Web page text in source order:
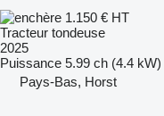
1.150 € HT
Tracteur tondeuse
2025
Puissance 5.99 ch (4.4 kW)
Pays-Bas, Horst